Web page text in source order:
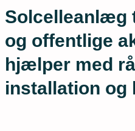
Solcelleanlæg
og offentlige
hjælper med
installation og